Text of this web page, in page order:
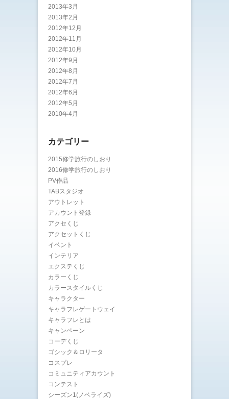
2013年3月
2013年2月
2012年12月
2012年11月
2012年10月
2012年9月
2012年8月
2012年7月
2012年6月
2012年5月
2010年4月
カテゴリー
2015修学旅行のしおり
2016修学旅行のしおり
PV作品
TABスタジオ
アウトレット
アカウント登録
アクセくじ
アクセットくじ
イベント
インテリア
エクステくじ
カラーくじ
カラースタイルくじ
キャラクター
キャラフレゲートウェイ
キャラフレとは
キャンペーン
コーデくじ
ゴシック＆ロリータ
コスプレ
コミュニティアカウント
コンテスト
シーズン1(ノベライズ)